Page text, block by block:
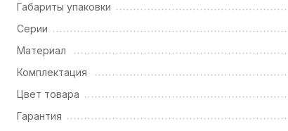
Габариты упаковки
Серии
Материал
Комплектация
Цвет товара
Гарантия